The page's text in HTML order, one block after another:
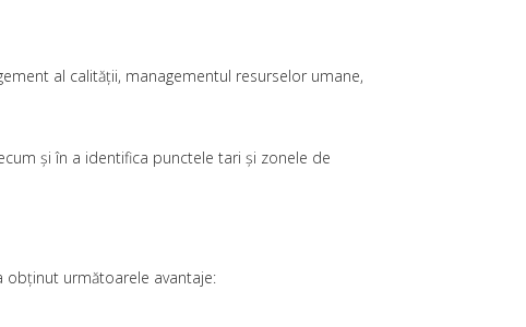
al calităţii, managementul resurselor umane,
şi în a identifica punctele tari şi zonele de
obţinut următoarele avantaje: